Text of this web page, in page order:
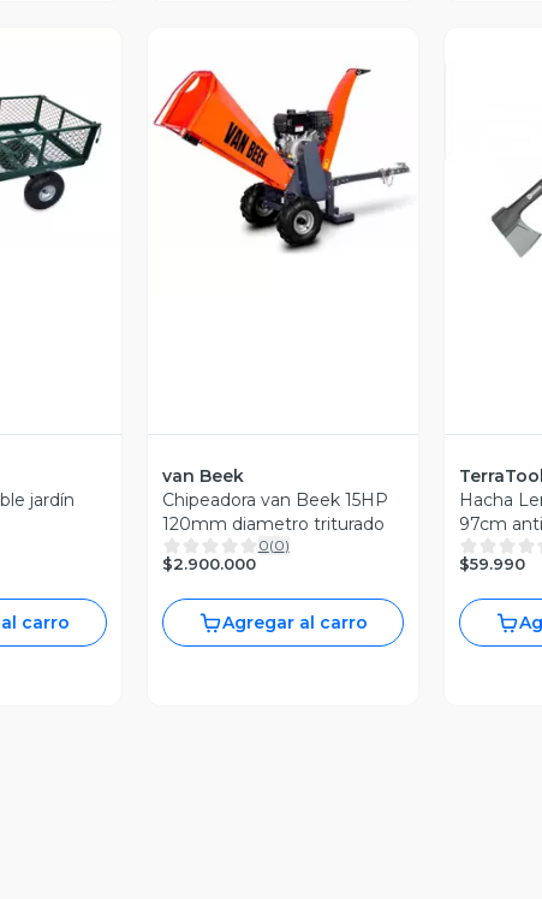
jardín
carro
Vista Previa
van Beek
Chipeadora van Beek 15HP
120mm diametro triturado
0(0)
$2.900.000
Agregar al carro
Hacha
97cm
hoja
$59.990